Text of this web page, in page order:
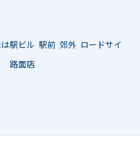
駅ビル 駅前 郊外 ロードサイ
路面店